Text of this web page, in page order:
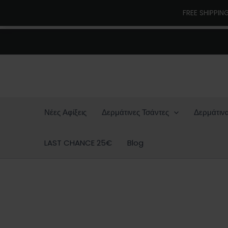
FREE
περιεχόμενο
Νέες Αφίξεις Δερμάτινες Τσάντες
LAST CHANCE 25€ Blog